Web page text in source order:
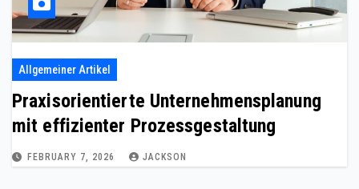
Allgemeiner Artikel
Praxisorientierte Unternehmensplanung
mit effizienter Prozessgestaltung
FEBRUARY 7, 2026 JACKSON